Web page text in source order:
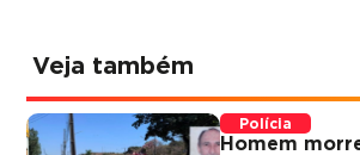
Veja também
Polícia
Homem